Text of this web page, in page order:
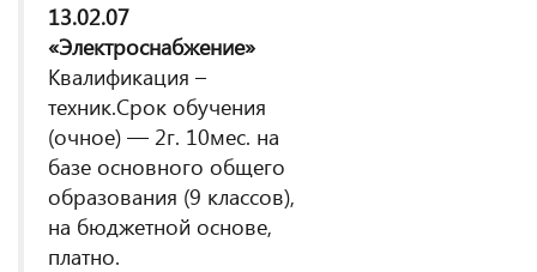
13.02.07
«Электроснабжение»
Квалификация –
техник.Срок обучения
(очное) — 2г. 10мес. на
базе основного общего
образования (9 классов),
на бюджетной основе,
платно.